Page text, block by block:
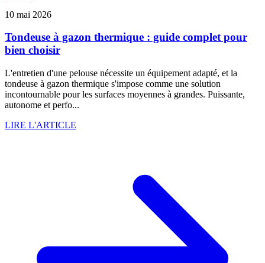
10 mai 2026
Tondeuse à gazon thermique : guide complet pour
bien choisir
L'entretien d'une pelouse nécessite un équipement adapté, et la
tondeuse à gazon thermique s'impose comme une solution
incontournable pour les surfaces moyennes à grandes. Puissante,
autonome et perfo...
LIRE L'ARTICLE